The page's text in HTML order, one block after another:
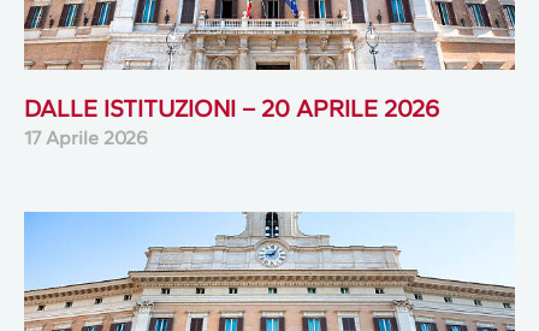
DALLE ISTITUZIONI – 20 APRILE 2026
17 Aprile 2026